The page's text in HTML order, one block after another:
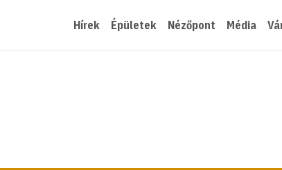
Hírek Épületek Nézőpont Média